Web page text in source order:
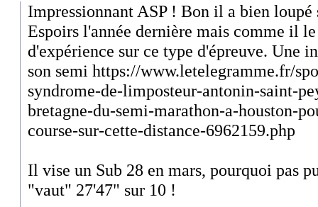
Impressionnant ASP ! Bon il a bien loupé
Espoirs l'année dernière mais comme il
d'expérience sur ce type d'épreuve. Une
son semi https://www.letelegramme.fr/
syndrome-de-limposteur-antonin-saint-
bretagne-du-semi-marathon-a-houston-
course-sur-cette-distance-6962159.php
Il vise un Sub 28 en mars, pourquoi pas
"vaut" 27'47" sur 10 !